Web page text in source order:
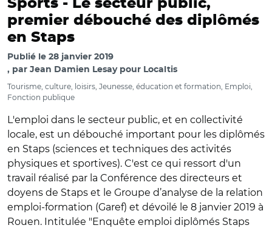
Sports - Le secteur public,
premier débouché des diplômés
en Staps
Publié le 28 janvier 2019
par Jean Damien Lesay pour Localtis
Tourisme, culture, loisirs, Jeunesse, éducation et formation, Emploi,
Fonction publique
L'emploi dans le secteur public, et en collectivité
locale, est un débouché important pour les diplômés
en Staps (sciences et techniques des activités
physiques et sportives). C'est ce qui ressort d'un
travail réalisé par la Conférence des directeurs et
doyens de Staps et le Groupe d’analyse de la relation
emploi-formation (Garef) et dévoilé le 8 janvier 2019 à
Rouen. Intitulée "Enquête emploi diplômés Staps